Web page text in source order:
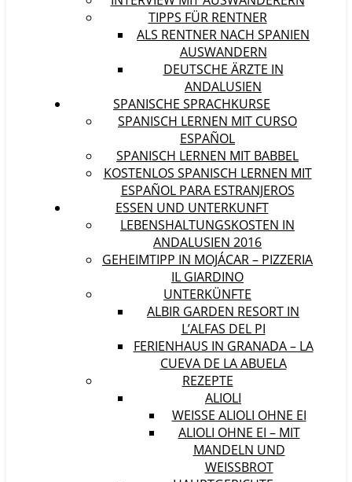
TIPPS FÜR RENTNER
ALS RENTNER NACH SPANIEN
AUSWANDERN
DEUTSCHE ÄRZTE IN
ANDALUSIEN
SPANISCHE SPRACHKURSE
SPANISCH LERNEN MIT CURSO
ESPAÑOL
SPANISCH LERNEN MIT BABBEL
KOSTENLOS SPANISCH LERNEN MIT
ESPAÑOL PARA ESTRANJEROS
ESSEN UND UNTERKUNFT
LEBENSHALTUNGSKOSTEN IN
ANDALUSIEN 2016
GEHEIMTIPP IN MOJÁCAR – PIZZERIA
IL GIARDINO
UNTERKÜNFTE
ALBIR GARDEN RESORT IN
L’ALFAS DEL PI
FERIENHAUS IN GRANADA – LA
CUEVA DE LA ABUELA
REZEPTE
ALIOLI
WEISSE ALIOLI OHNE EI
ALIOLI OHNE EI – MIT
MANDELN UND
WEISSBROT